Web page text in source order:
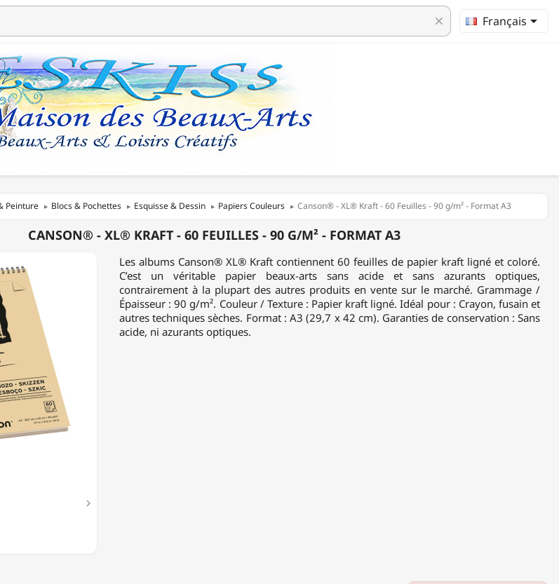
clear Français
Peinture Blocs & Pochettes Esquisse & Dessin Papiers Couleurs Canson® - XL® Kraft - 60 Feuilles - 90 g/m² - Format A3
CANSON® - XL® KRAFT - 60 FEUILLES - 90 G/M² - FORMAT A3

Les albums Canson® XL® Kraft contiennent 60 feuilles de papier kraft ligné et coloré.
C’est un véritable papier beaux-arts sans acide et sans azurants optiques,
contrairement à la plupart des autres produits en vente sur le marché. Grammage /
Épaisseur : 90 g/m². Couleur / Texture : Papier kraft ligné. Idéal pour : Crayon, fusain et
autres techniques sèches. Format : A3 (29,7 x 42 cm). Garanties de conservation : Sans
acide, ni azurants optiques.